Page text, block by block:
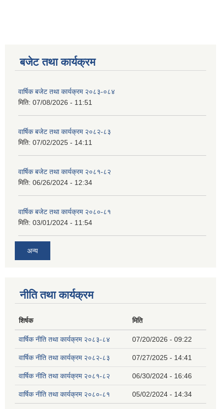
बजेट तथा कार्यक्रम
वार्षिक बजेट तथा कार्यक्रम २०८३-०८४
मिति: 07/08/2026 - 11:51
वार्षिक बजेट तथा कार्यक्रम २०८२-८३
मिति: 07/02/2025 - 14:11
वार्षिक बजेट तथा कार्यक्रम २०८१-८२
मिति: 06/26/2024 - 12:34
वार्षिक बजेट तथा कार्यक्रम २०८०-८१
मिति: 03/01/2024 - 11:54
अन्य
नीति तथा कार्यक्रम
शिर्षक मिति
वार्षिक नीति तथा कार्यक्रम २०८३-८४ 07/20/2026 - 09:22
वार्षिक नीति तथा कार्यक्रम २०८२-८३ 07/27/2025 - 14:41
वार्षिक नीति तथा कार्यक्रम २०८१-८२ 06/30/2024 - 16:46
वार्षिक नीति तथा कार्यक्रम २०८०-८१ 05/02/2024 - 14:34